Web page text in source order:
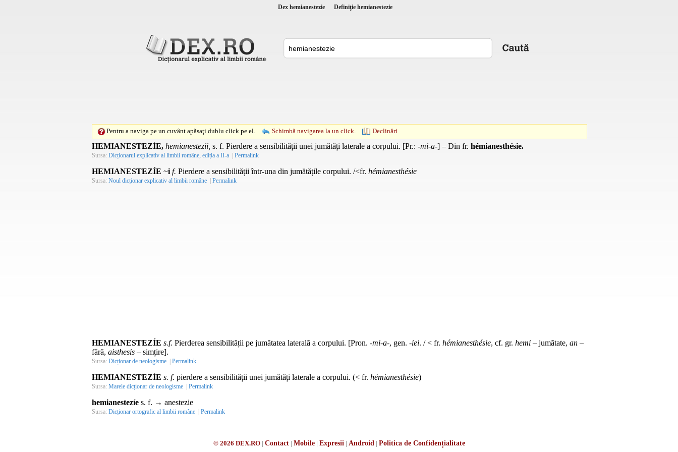
Dex hemianestezie Definiţie hemianestezie
Pentru a naviga pe un cuvânt apăsaţi dublu click pe el. Schimbă navigarea la un click. Declinări
HEMIANESTEZÍE, hemianestezii, s. f. Pierdere a sensibilității unei jumătăți laterale a corpului. [Pr.: -mi-a-] – Din fr. hémianesthésie.
Sursa: Dicționarul explicativ al limbii române, ediția a II-a | Permalink
HEMIANESTEZÍE ~i f. Pierdere a sensibilității într-una din jumătățile corpului. /<fr. hémianesthésie
Sursa: Noul dicționar explicativ al limbii române | Permalink
HEMIANESTEZÍE s.f. Pierderea sensibilității pe jumătatea laterală a corpului. [Pron. -mi-a-, gen. -iei. / < fr. hémianesthésie, cf. gr. hemi – jumătate, an –
fără, aisthesis – simțire].
Sursa: Dicționar de neologisme | Permalink
HEMIANESTEZÍE s. f. pierdere a sensibilității unei jumătăți laterale a corpului. (< fr. hémianesthésie)
Sursa: Marele dicționar de neologisme | Permalink
hemianestezíe s. f. → anestezie
Sursa: Dicționar ortografic al limbii române | Permalink
© 2026 DEX.RO| Contact| Mobile| Expresii | Android | Politica de Confidențialitate